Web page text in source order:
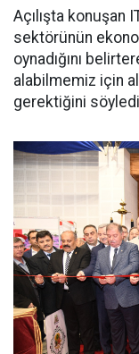
Açılışta konuşan
sektörünün
oynadığını
alabilmemiz için
gerektiğini